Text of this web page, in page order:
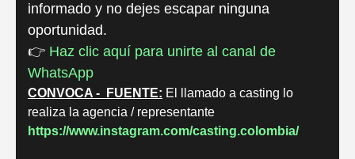
informado y no dejes escapar ninguna
oportunidad.
👉 Haz clic aquí para unirte al canal de
WhatsApp
CONVOCA - FUENTE: El llamado a casting lo
realiza la agencia / representante
https://www.instagram.com/casting.colombia/